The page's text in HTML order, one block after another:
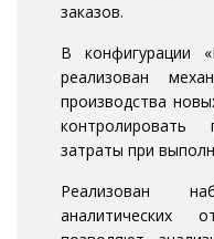
заказов.
В конфигурации
реализован
производства
затраты при
Реализован
аналитических